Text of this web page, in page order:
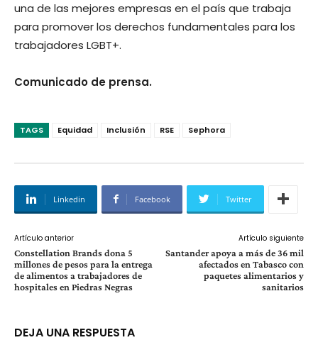
una de las mejores empresas en el país que trabaja
para promover los derechos fundamentales para los
trabajadores LGBT+.
Comunicado de prensa.
TAGS Equidad Inclusión RSE Sephora
Linkedin Facebook Twitter
Artículo anterior
Constellation Brands dona 5
millones de pesos para la entrega
de alimentos a trabajadores de
hospitales en Piedras Negras
Artículo siguiente
Santander apoya a más de 36 mil
afectados en Tabasco con
paquetes alimentarios y
sanitarios
DEJA UNA RESPUESTA